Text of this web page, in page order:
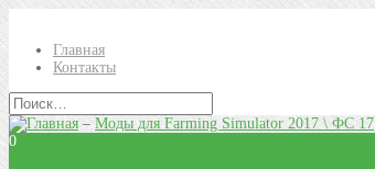
Главная
Контакты
–Моды для Farming Simulator 2017 \ ФС 17
0